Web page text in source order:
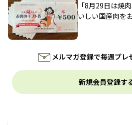
「8月29日は焼
いしい国産肉を
メルマガ登録で毎週プレ
新規会員登録す